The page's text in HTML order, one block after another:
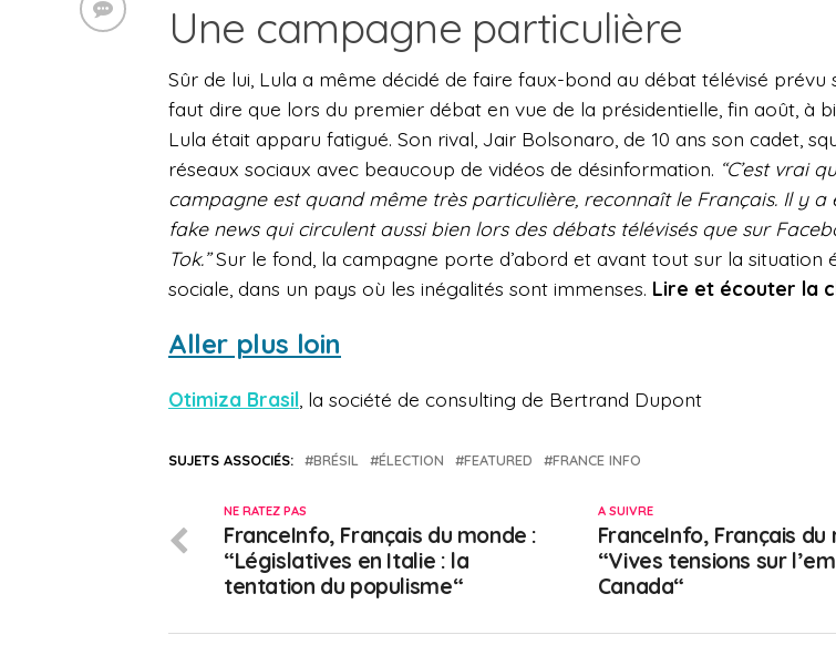
Une campagne particulière
Sûr de lui, Lula a même décidé de faire faux-bond au débat télévisé prévu
faut dire que lors du premier débat en vue de la présidentielle, fin août, à
Lula était apparu fatigué. Son rival, Jair Bolsonaro, de 10 ans son cadet,
réseaux sociaux avec beaucoup de vidéos de désinformation. “C’est vrai
campagne est quand même très particulière, reconnaît le Français. Il y a
fake news qui circulent aussi bien lors des débats télévisés que sur
Tok.”Sur le fond, la campagne porte d’abord et avant tout sur la situation
sociale, dans un pays où les inégalités sont immenses. Lire et écouter la
Aller plus loin
Otimiza Brasil , la société de consulting de Bertrand Dupont
SUJETS ASSOCIÉS: BRÉSIL ÉLECTION FEATURED FRANCE INFO
A SUIVRE
FranceInfo, Français du
“Vives tensions sur
Canada“
NE RATEZ PAS
FranceInfo, Français du monde :
“Législatives en Italie : la
tentation du populisme“